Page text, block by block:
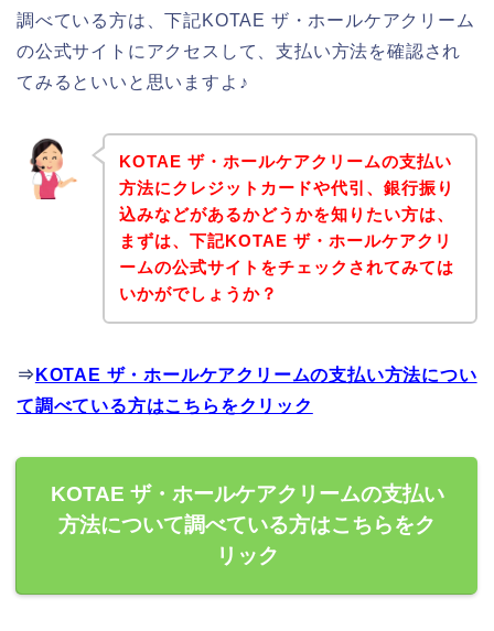
調べている方は、下記KOTAE ザ・ホールケアクリーム
の公式サイトにアクセスして、支払い方法を確認され
てみるといいと思いますよ♪
KOTAE ザ・ホールケアクリームの支払い
方法にクレジットカードや代引、銀行振り
込みなどがあるかどうかを知りたい方は、
まずは、下記KOTAE ザ・ホールケアクリ
ームの公式サイトをチェックされてみては
いかがでしょうか？
⇒ KOTAE ザ・ホールケアクリームの支払い方法につい
て調べている方はこちらをクリック
KOTAE ザ・ホールケアクリームの支払い
方法について調べている方はこちらをク
リック